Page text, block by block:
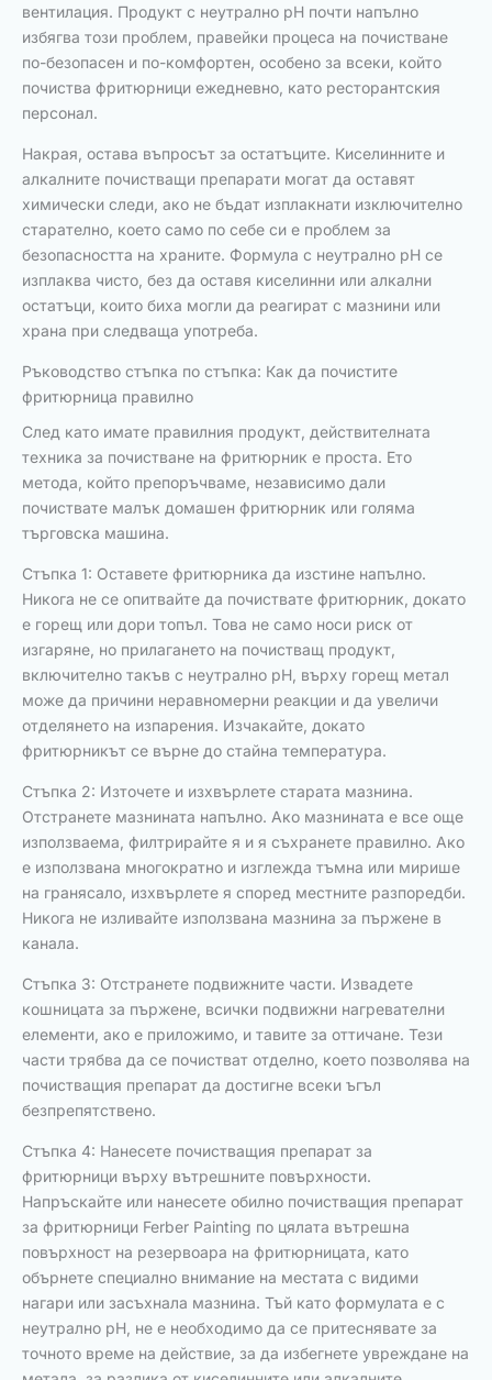
вентилация. Продукт с неутрално pH почти напълно
избягва този проблем, правейки процеса на почистване
по-безопасен и по-комфортен, особено за всеки, който
почиства фритюрници ежедневно, като ресторантския
персонал.
Накрая, остава въпросът за остатъците. Киселинните и
алкалните почистващи препарати могат да оставят
химически следи, ако не бъдат изплакнати изключително
старателно, което само по себе си е проблем за
безопасността на храните. Формула с неутрално pH се
изплаква чисто, без да оставя киселинни или алкални
остатъци, които биха могли да реагират с мазнини или
храна при следваща употреба.
Ръководство стъпка по стъпка: Как да почистите
фритюрница правилно
След като имате правилния продукт, действителната
техника за почистване на фритюрник е проста. Ето
метода, който препоръчваме, независимо дали
почиствате малък домашен фритюрник или голяма
търговска машина.
Стъпка 1: Оставете фритюрника да изстине напълно.
Никога не се опитвайте да почиствате фритюрник, докато
е горещ или дори топъл. Това не само носи риск от
изгаряне, но прилагането на почистващ продукт,
включително такъв с неутрално pH, върху горещ метал
може да причини неравномерни реакции и да увеличи
отделянето на изпарения. Изчакайте, докато
фритюрникът се върне до стайна температура.
Стъпка 2: Източете и изхвърлете старата мазнина.
Отстранете мазнината напълно. Ако мазнината е все още
използваема, филтрирайте я и я съхранете правилно. Ако
е използвана многократно и изглежда тъмна или мирише
на гранясало, изхвърлете я според местните разпоредби.
Никога не изливайте използвана мазнина за пържене в
канала.
Стъпка 3: Отстранете подвижните части. Извадете
кошницата за пържене, всички подвижни нагревателни
елементи, ако е приложимо, и тавите за оттичане. Тези
части трябва да се почистват отделно, което позволява на
почистващия препарат да достигне всеки ъгъл
безпрепятствено.
Стъпка 4: Нанесете почистващия препарат за
фритюрници върху вътрешните повърхности.
Напръскайте или нанесете обилно почистващия препарат
за фритюрници Ferber Painting по цялата вътрешна
повърхност на резервоара на фритюрницата, като
обърнете специално внимание на местата с видими
нагари или засъхнала мазнина. Тъй като формулата е с
неутрално pH, не е необходимо да се притеснявате за
точното време на действие, за да избегнете увреждане на